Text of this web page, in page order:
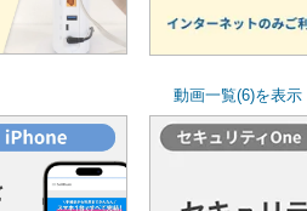
の場合インターネットの
動画一覧(6)を表示
セキュリティ